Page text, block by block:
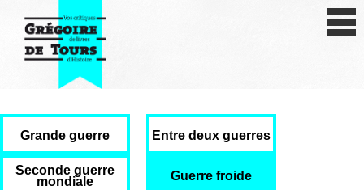
Antiquité
Moyen Age
Grande guerre Entre deux guerres
Seconde guerre
mondiale
Guerre froide